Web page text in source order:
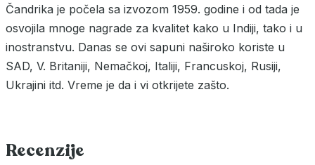
Čandrika je počela sa izvozom 1959. godine i od tada je
osvojila mnoge nagrade za kvalitet kako u Indiji, tako i u
inostranstvu. Danas se ovi sapuni naširoko koriste u
SAD, V. Britaniji, Nemačkoj, Italiji, Francuskoj, Rusiji,
Ukrajini itd. Vreme je da i vi otkrijete zašto.
Recenzije